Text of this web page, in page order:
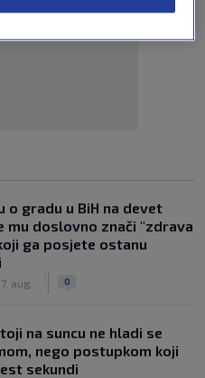
o gradu u BiH na devet
mu doslovno znači "zdrava
ga posjete ostanu
7. aug. 0
na suncu ne hladi se
nego postupkom koji
sekundi